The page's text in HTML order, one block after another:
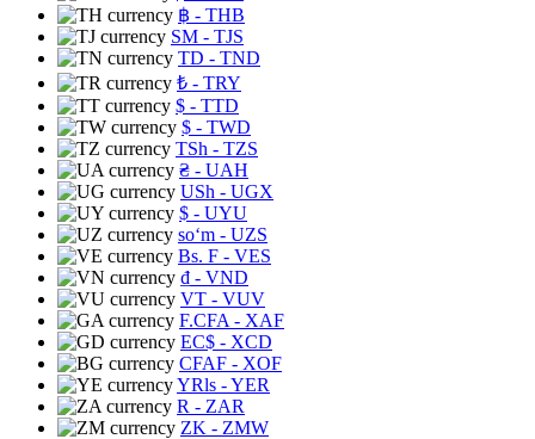
฿ - THB
ЅМ - TJS
TD - TND
₺ - TRY
$ - TTD
$ - TWD
TSh - TZS
₴ - UAH
USh - UGX
$ - UYU
soʻm - UZS
Bs. F - VES
₫ - VND
VT - VUV
F.CFA - XAF
EC$ - XCD
CFAF - XOF
YRls - YER
R - ZAR
ZK - ZMW